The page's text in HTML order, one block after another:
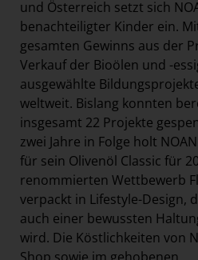
und Österreich setzt sich
benachteiligter Kinder ein.
gesamten Gewinns aus der
Verkauf der Bioölen und -
ausgewählte
weltweit. Bislang konnten
insgesamt 22 Projekte
zwei Jahre in Folge holt
für sein Olivenöl Classic für
renommierten Wettbewerb
verpackt in Lifestyle-Design,
auch einer bewussten
wird. Die Köstlichkeiten von